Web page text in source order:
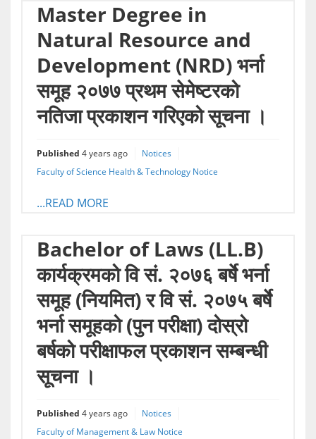
Master Degree in
Natural Resource and
Development (NRD) भर्ना
समूह २०७७ प्रथम सेमेष्टरको
नतिजा प्रकाशन गरिएको सूचना ।
Published 4 years ago
Notices
Faculty of Science Health & Technology Notice
...READ MORE
Bachelor of Laws (LL.B)
कार्यक्रमको वि सं. २०७६ बर्षे भर्ना
समूह (नियमित) र वि सं. २०७५ बर्षे
भर्ना समूहको (पुन परीक्षा) दोस्रो
बर्षको परीक्षाफल प्रकाशन सम्बन्धी
सूचना ।
Published 4 years ago
Notices
Faculty of Management & Law Notice